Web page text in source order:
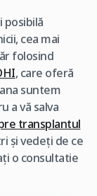
posibilă
cea mai
folosind
, care oferă
suntem
a vă salva
transplantul
și vedeți de ce
o consultatie